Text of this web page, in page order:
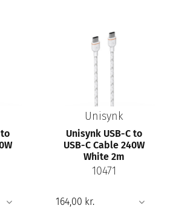
Unisynk
Unisynk USB-C to
USB-C Cable 240W
White 2m
10471